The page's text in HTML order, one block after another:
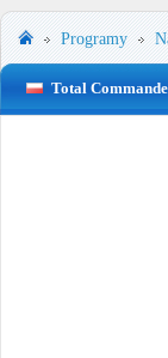
Programy
Total